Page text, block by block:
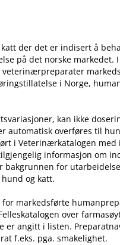
der det er indisert å
på det norske markedet.
i Norge,
kan ikke
automatisk overføres til
i Veterinærkatalogen
informasjon om
for
og katt.
markedsførte
over
er angitt i listen.
f.eks. pga. smakelighet.